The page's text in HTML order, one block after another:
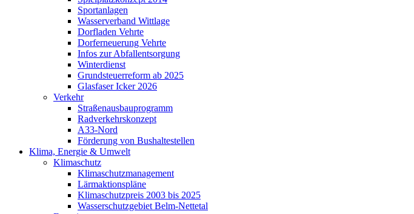
Sportanlagen
Wasserverband Wittlage
Dorfladen Vehrte
Dorferneuerung Vehrte
Infos zur Abfallentsorgung
Winterdienst
Grundsteuerreform ab 2025
Glasfaser Icker 2026
Verkehr
Straßenausbauprogramm
Radverkehrskonzept
A33-Nord
Förderung von Bushaltestellen
Klima, Energie & Umwelt
Klimaschutz
Klimaschutzmanagement
Lärmaktionspläne
Klimaschutzpreis 2003 bis 2025
Wasserschutzgebiet Belm-Nettetal